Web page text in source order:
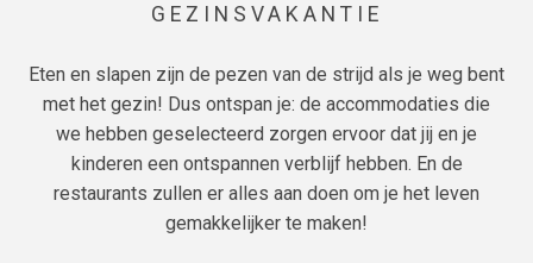
GEZINSVAKANTIE
Eten en slapen zijn de pezen van de strijd als je weg bent
met het gezin! Dus ontspan je: de accommodaties die
we hebben geselecteerd zorgen ervoor dat jij en je
kinderen een ontspannen verblijf hebben. En de
restaurants zullen er alles aan doen om je het leven
gemakkelijker te maken!